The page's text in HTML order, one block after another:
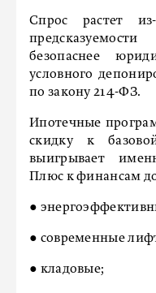
Спрос растет
безопаснее
условного
по закону 214-ФЗ.
Ипотечные
скидку к
выигрывает
Плюс к финансам
●
● современные
● кладовые;